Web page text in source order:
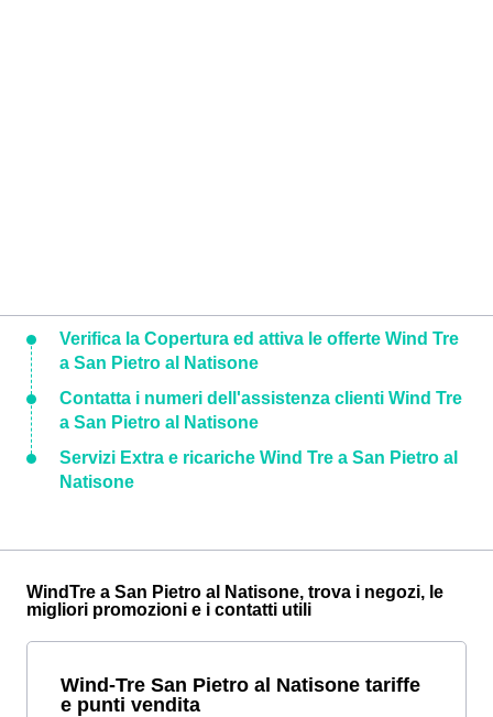
Verifica la Copertura ed attiva le offerte Wind Tre
a San Pietro al Natisone
Contatta i numeri dell'assistenza clienti Wind Tre
a San Pietro al Natisone
Servizi Extra e ricariche Wind Tre a San Pietro al
Natisone
WindTre a San Pietro al Natisone, trova i negozi, le
migliori promozioni e i contatti utili
Wind-Tre San Pietro al Natisone tariffe
e punti vendita